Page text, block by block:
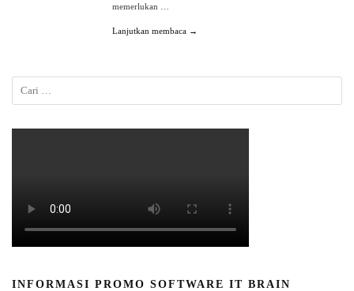
memerlukan …
Lanjutkan membaca →
INFORMASI PROMO SOFTWARE IT BRAIN